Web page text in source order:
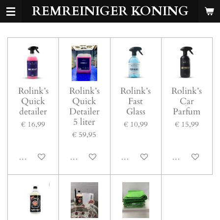
Ga
hoofdinhoud
REMREINIGER KONING
Rolink’s
Quick
detailer
€ 16,99
In winkelwagen
Rolink’s
Quick
Detailer
5 liter
€ 59,95
In winkelwagen
Rolink’s
Fast
Glass
€ 10,99
In winkelwagen
Rolink’s
Car
Parfum
€ 15,99
In